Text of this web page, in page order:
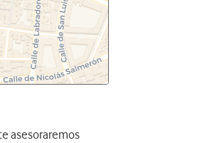
asesoraremos